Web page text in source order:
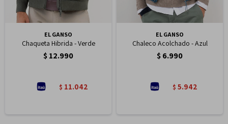
EL GANSO
Chaqueta Hibrida - Verde
$12.990
$ 11.042
EL GANSO
Chaleco Acolchado - Azul
$6.990
$ 5.942